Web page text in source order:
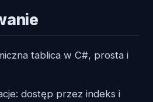
tablica w C#, prosta i
dostęp przez indeks i